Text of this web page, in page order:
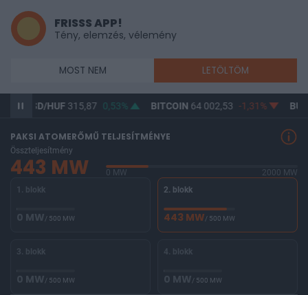
FRISSS APP!
Tény, elemzés, vélemény
MOST NEM LETÖLTÖM
HUF315,87 0,53% BITCOIN64 002,53 -1,31% BUX 148
PAKSI ATOMERŐMŰ TELJESÍTMÉNYE
Összteljesítmény
443 MW 0 MW
2000 MW
1. blokk
0 MW/ 500 MW
2. blokk
443 MW/ 500 MW
3. blokk
0 MW/ 500 MW
4. blokk
0 MW/ 500 MW